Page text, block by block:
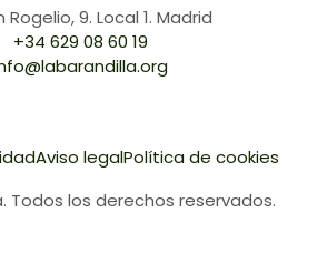
Rogelio, 9. Local 1. Madrid
+34 629 08 60 19
Todos los derechos reservados.
Aviso legalPolítica de cookies